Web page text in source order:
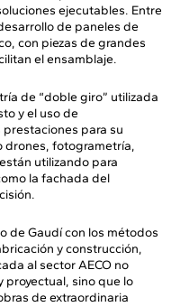
ejecutables. Entre
de paneles de
con piezas de grandes
el ensamblaje.
de “doble giro” utilizada
y el uso de
para su
drones, fotogrametría,
utilizando para
la fachada del
de Gaudí con los métodos
y construcción,
al sector AECO no
proyectual, sino que lo
de extraordinaria